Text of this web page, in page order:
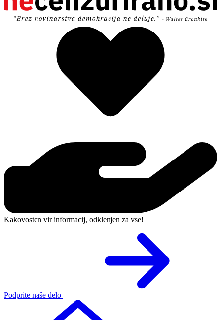
Kakovosten vir informacij, odklenjen za vse!
Podprite naše delo